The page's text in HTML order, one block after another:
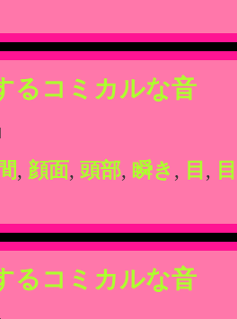
るコミカルな音
, 顔面, 頭部, 瞬き , 目 ,
るコミカルな音